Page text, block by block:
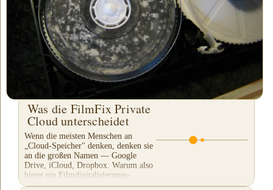
berechnen, aufgrund der umfangreichen Reinigung, die bei
Bändern mit diesem Schadensniveau erforderlich ist.
Autor: Nathaniel Courtens
Was die FilmFix Private
Cloud unterscheidet
Wenn die meisten Menschen an
„Cloud-Speicher" denken, denken sie
an die großen Namen — Google
Drive, iCloud, Dropbox. Warum also
bietet ein Filmdigitalisierungs-
Unternehmen seinen eigenen...